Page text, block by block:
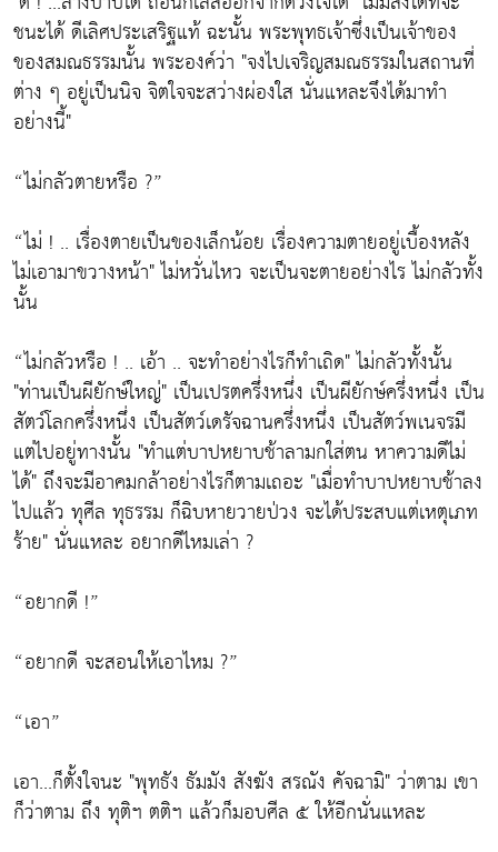
ชนะได้ ดีเลิศประเสริฐแท้ ฉะนั้น พระพุทธเจ้าซึ่งเป็นเจ้าของ
ของสมณธรรมนั้น พระองค์ว่า "จงไปเจริญสมณธรรมในสถานที่
ต่าง ๆ อยู่เป็นนิจ จิตใจจะสว่างผ่องใส นั่นแหละจึงได้มาทำ
อย่างนี้"
“ไม่กลัวตายหรือ ?”
“ไม่ ! .. เรื่องตายเป็นของเล็กน้อย เรื่องความตายอยู่เบื้องหลัง
ไม่เอามาขวางหน้า" ไม่หวั่นไหว จะเป็นจะตายอย่างไร ไม่กลัวทั้ง
นั้น
“ไม่กลัวหรือ ! .. เอ้า .. จะทำอย่างไรก็ทำเถิด" ไม่กลัวทั้งนั้น
"ท่านเป็นผียักษ์ใหญ่" เป็นเปรตครึ่งหนึ่ง เป็นผียักษ์ครึ่งหนึ่ง เป็น
สัตว์โลกครึ่งหนึ่ง เป็นสัตว์เดรัจฉานครึ่งหนึ่ง เป็นสัตว์พเนจรมี
แต่ไปอยู่ทางนั้น "ทำแต่บาปหยาบช้าลามกใส่ตน หาความดีไม่
ได้" ถึงจะมีอาคมกล้าอย่างไรก็ตามเถอะ "เมื่อทำบาปหยาบช้าลง
ไปแล้ว ทุศีล ทุธรรม ก็ฉิบหายวายป่วง จะได้ประสบแต่เหตุเภท
ร้าย" นั่นแหละ อยากดีไหมเล่า ?
“อยากดี !”
“อยากดี จะสอนให้เอาไหม ?”
“เอา”
เอา...ก็ตั้งใจนะ "พุทธัง ธัมมัง สังฆัง สรณัง คัจฉามิ" ว่าตาม เขา
ก็ว่าตาม ถึง ทุติฯ ตติฯ แล้วก็มอบศีล ๕ ให้อีกนั่นแหละ